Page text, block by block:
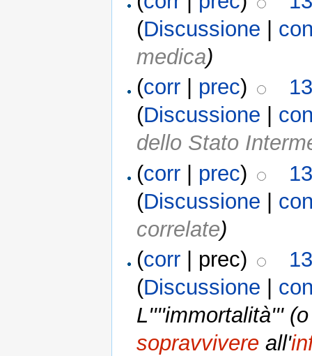
(Discussione
medica)
(corr prec)
(Discussione
dello Stato
(corr | prec)
(Discussione |
correlate)
(corr | prec)
(Discussione
L''''immortalità'''
sopravvivere all'